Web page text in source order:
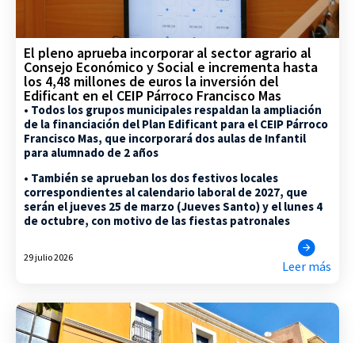
El pleno aprueba incorporar al sector agrario al
Consejo Económico y Social e incrementa hasta
los 4,48 millones de euros la inversión del
Edificant en el CEIP Párroco Francisco Mas
• Todos los grupos municipales respaldan la ampliación
de la financiación del Plan Edificant para el CEIP Párroco
Francisco Mas, que incorporará dos aulas de Infantil
para alumnado de 2 años
• También se aprueban los dos festivos locales
correspondientes al calendario laboral de 2027, que
serán el jueves 25 de marzo (Jueves Santo) y el lunes 4
de octubre, con motivo de las fiestas patronales
29 julio 2026
Leer más